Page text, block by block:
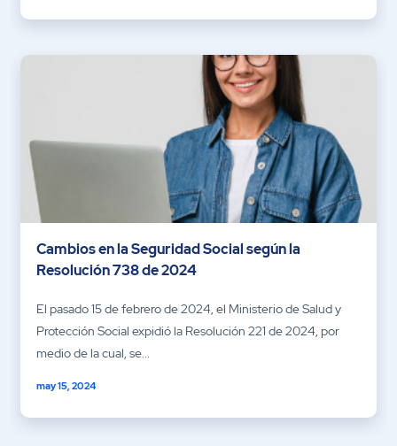
Cambios en la Seguridad Social según la
Resolución 738 de 2024
El pasado 15 de febrero de 2024, el Ministerio de Salud y
Protección Social expidió la Resolución 221 de 2024, por
medio de la cual, se...
may 15, 2024